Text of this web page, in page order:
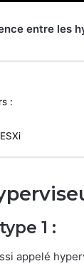
entre les
:
1 :
appelé